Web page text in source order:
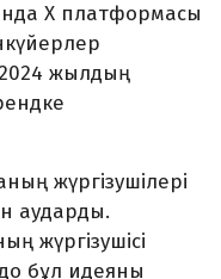
X платформасы
2024 жылдың
жүргізушілері
аударды.
жүргізушісі
бұл идеяны